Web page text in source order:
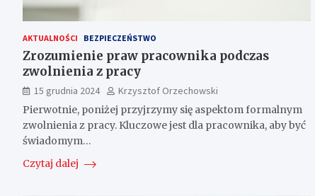
AKTUALNOŚCI BEZPIECZEŃSTWO
Zrozumienie praw pracownika podczas
zwolnienia z pracy
15 grudnia 2024
Krzysztof Orzechowski
Pierwotnie, poniżej przyjrzymy się aspektom formalnym
zwolnienia z pracy. Kluczowe jest dla pracownika, aby być
świadomym…
Czytaj dalej